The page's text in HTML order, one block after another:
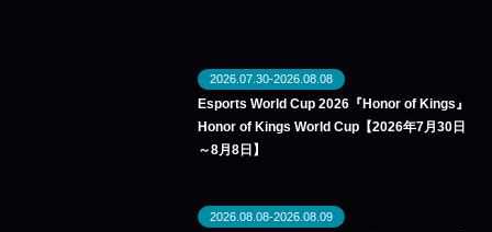
2026.07.30-2026.08.08
Esports World Cup 2026『Honor of Kings』
Honor of Kings World Cup【2026年7月30日
～8月8日】
2026.08.08-2026.08.09